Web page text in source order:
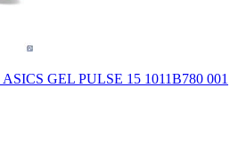
GEL PULSE 15 1011B780 001